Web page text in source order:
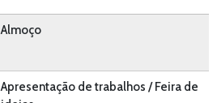
Almoço
Apresentação de trabalhos / Feira de